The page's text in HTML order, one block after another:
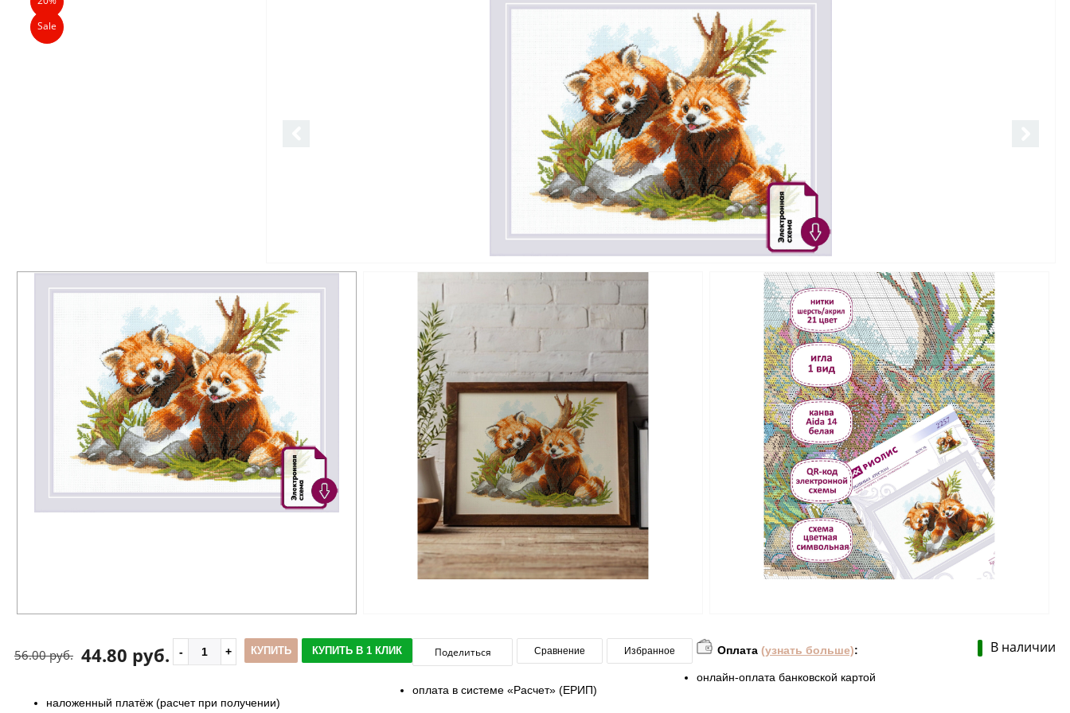
Sale
В наличии
44.80 руб.
56.00 руб. КУПИТЬ КУПИТЬ В 1 КЛИК Поделиться Сравнение Избранное Оплата (узнать больше):
онлайн-оплата банковской картой
оплата в системе «Расчет» (ЕРИП)
наложенный платёж (расчет при получении)